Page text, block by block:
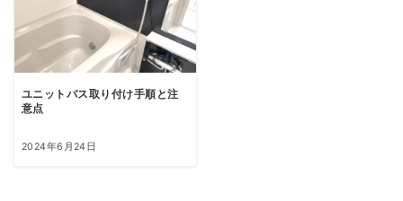
ユニットバス取り付け手順と注
意点
2024年6月24日